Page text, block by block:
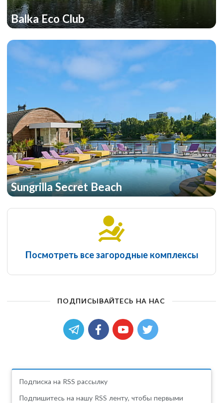
Balka Eco Club
Sungrilla Secret Beach
Посмотреть все загородные комплексы
ПОДПИСЫВАЙТЕСЬ НА НАС
Подписка на RSS рассылку
Подпишитесь на нашу RSS ленту, чтобы первыми